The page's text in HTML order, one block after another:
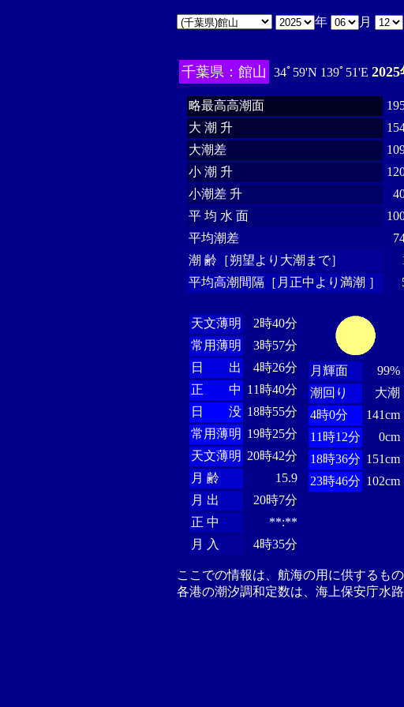
年 月
千葉県：館山 34ﾟ59'N 139ﾟ51'E
略最高高潮面
大 潮 升
大潮差
小 潮 升
小潮差 升
平 均 水 面
平均潮差
潮 齢［朔望より大潮まで］
平均高潮間隔［月正中より満潮 ］
天文薄明
2時40分
常用薄明
3時57分
日 出
4時26分
正 中 11時40分
日 没 18時55分
常用薄明 19時25分
天文薄明 20時42分
月 齢
15.9
月 出
20時7分
正 中
**:**
月 入
4時35分
月輝面
99%
潮回り
大潮
4時0分
141cm
11時12分
0cm
18時36分 151cm
23時46分 102cm
ここでの情報は、航海の用に供するも
各港の潮汐調和定数は、海上保安庁水